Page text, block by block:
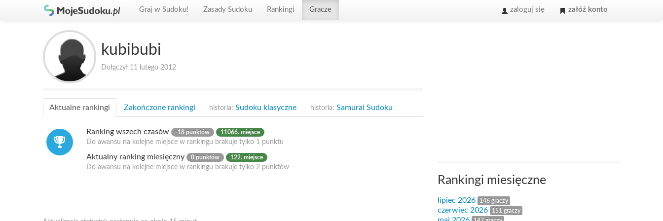
Graj w Sudoku! Zasady Sudoku Rankingi Gracze zaloguj się załóż konto
kubibubi
Dołączył 11 lutego 2012
Aktualne rankingi Zakończone rankingi historia: Sudoku klasyczne historia: Samurai Sudoku
Ranking wszech czasów -18 punktów 11066. miejsce
Do awansu na kolejne miejsce w rankingu brakuje tylko 1 punktu
Aktualny ranking miesięczny 0 punktów 122. miejsce
Do awansu na kolejne miejsce w rankingu brakuje tylko 2 punktów
Rankingi miesięczne
lipiec 2026 146 graczy
czerwiec 2026 151 graczy